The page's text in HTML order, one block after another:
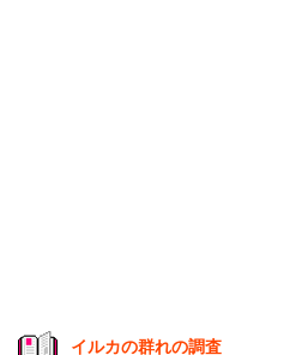
イルカの群れの調査